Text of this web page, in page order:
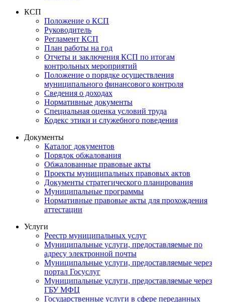
КСП
Положение о КСП
Руководитель
Регламент КСП
План работы на год
Отчеты и заключения КСП по итогам
контрольных мероприятий
Положение о порядке осуществления
муниципального финансового контроля
Сведения о доходах
Нормативные документы
Специальная оценка условий труда
Кодекс этики и служебного поведения
Документы
Каталог документов
Порядок обжалования
Обжалованные правовые акты
Проекты муниципальных правовых актов
Документы стратегического планирования
Муниципальные программы
Нормативные правовые акты для прохождения
аттестации
Услуги
Реестр муниципальных услуг
Муниципальные услуги, предоставляемые по
адресу электронной почты
Муниципальные услуги, предоставляемые через
портал Госуслуг
Муниципальные услуги, предоставляемые через
ГБУ МФЦ
Государственные услуги в сфере переданных